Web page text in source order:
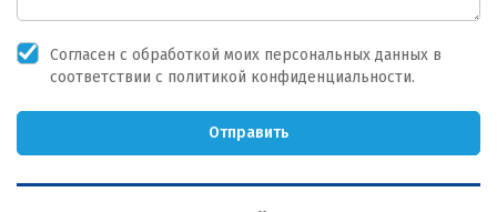
Согласен с обработкой моих персональных данных в
соответствии с политикой конфиденциальности.
Отправить